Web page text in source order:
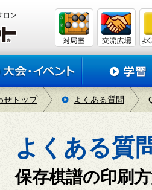
せトップ よくある質問
よくある質
保存棋譜の印刷